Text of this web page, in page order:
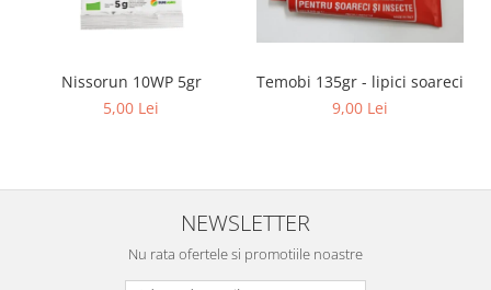
Accesorii
Nissorun 10WP 5gr
5,00 Lei
Temobi 135gr - lipici soareci
9,00 Lei
NEWSLETTER
Nu rata ofertele si promotiile noastre